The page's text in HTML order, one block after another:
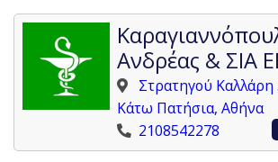
Ανδρέας & ΣΙΑ
Στρατηγού Καλλάρη
Κάτω Πατήσια, Αθήνα
2108542278